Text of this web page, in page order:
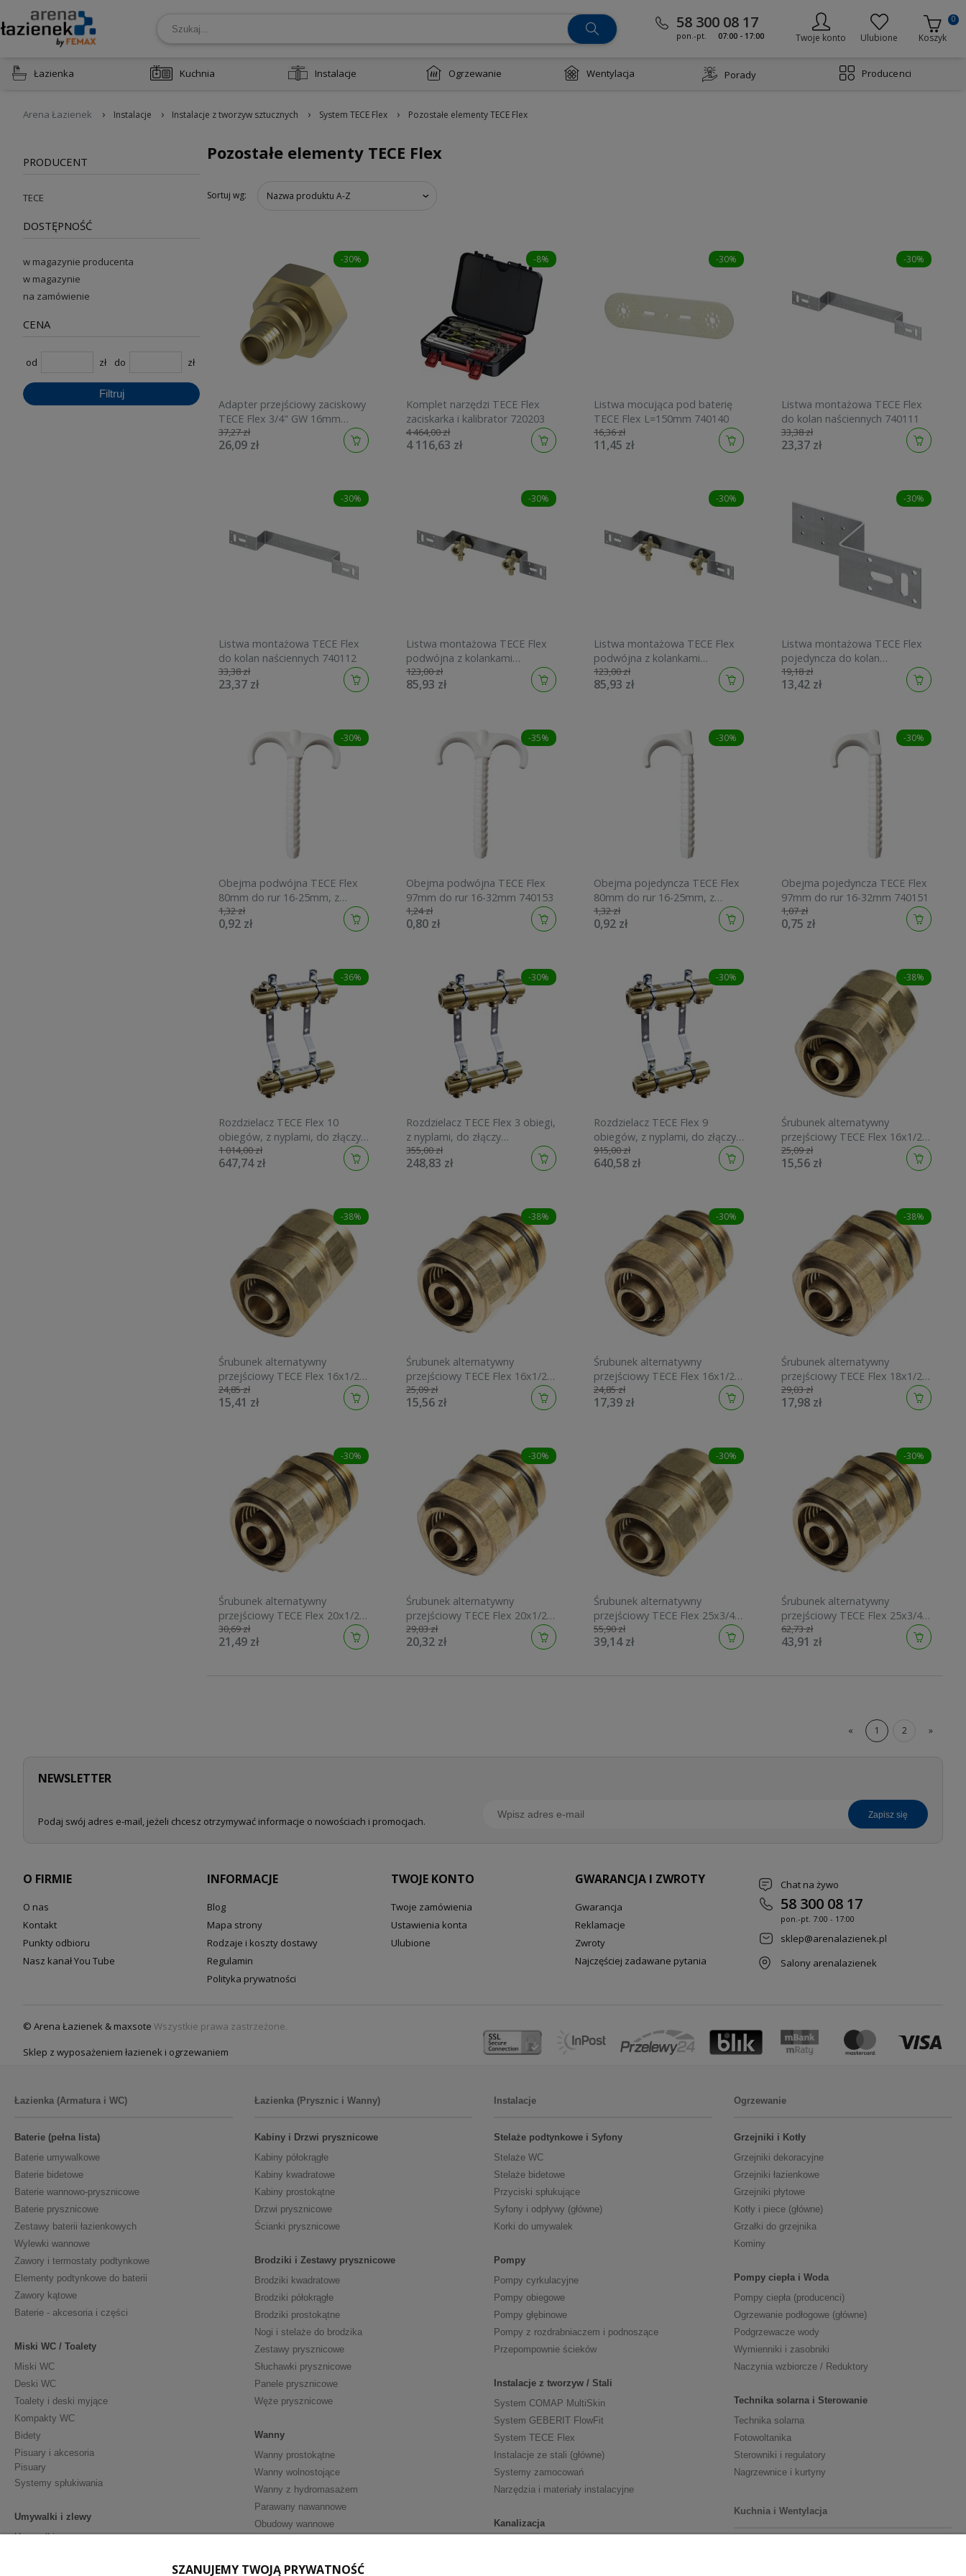
58 300 08 17
pon.-pt. 07:00 - 17:00 Twoje konto Ulubione Koszyk
0
Łazienka Kuchnia Instalacje Ogrzewanie Wentylacja Porady Producenci
Arena Łazienek › Instalacje › Instalacje z tworzyw sztucznych › System TECE Flex › Pozostałe elementy TECE Flex
PRODUCENT
TECE
DOSTĘPNOŚĆ
na zamówienie
w magazynie
w magazynie producenta
CENA
od zł do zł
Filtruj
Pozostałe elementy TECE Flex
Sortuj wg: Nazwa produktu A-Z
-30%
Adapter przejściowy zaciskowy
TECE Flex 3/4" GW 16mm
763616
37,27 zł
26,09 zł
-8%
Komplet narzędzi TECE Flex
zaciskarka i kalibrator 720203
4 464,00 zł
4 116,63 zł
-30%
Listwa mocująca pod baterię
TECE Flex L=150mm 740140
16,36 zł
11,45 zł
-30%
Listwa montażowa TECE Flex
do kolan naściennych 740111
33,38 zł
23,37 zł
-30%
Listwa montażowa TECE Flex
do kolan naściennych 740112
33,38 zł
23,37 zł
-30%
Listwa montażowa TECE Flex
podwójna z kolankami
naściennymi 16x1/2"GW
100mm, z mosiądzu standard
123,00 zł
85,93 zł
-30%
Listwa montażowa TECE Flex
podwójna z kolankami
naściennymi 16x1/2"GW
150mm, z mosiądzu standard
123,00 zł
85,93 zł
-30%
Listwa montażowa TECE Flex
pojedyncza do kolan
naściennych 740113
19,18 zł
13,42 zł
-30%
Obejma podwójna TECE Flex
80mm do rur 16-25mm, z
kołkiem rozporowym740154
1,32 zł
0,92 zł
-35%
Obejma podwójna TECE Flex
97mm do rur 16-32mm 740153
1,24 zł
0,80 zł
-30%
Obejma pojedyncza TECE Flex
80mm do rur 16-25mm, z
kołkiem rozporowym 740152
1,32 zł
0,92 zł
-30%
Obejma pojedyncza TECE Flex
97mm do rur 16-32mm 740151
1,07 zł
0,75 zł
-36%
Rozdzielacz TECE Flex 10
obiegów, z nyplami, do złączy
alternatywnych 740110
1 014,00 zł
647,74 zł
-30%
Rozdzielacz TECE Flex 3 obiegi,
z nyplami, do złączy
alternatywnych 740103
355,00 zł
248,83 zł
-30%
Rozdzielacz TECE Flex 9
obiegów, z nyplami, do złączy
alternatywnych 740109
915,00 zł
640,58 zł
-38%
Śrubunek alternatywny
przejściowy TECE Flex 16x1/2"
GW do rur wielowarstwowych
740144
25,09 zł
15,56 zł
-38%
Śrubunek alternatywny
przejściowy TECE Flex 16x1/2"
GW do rury sanitarnej i
grzewczej 740125
24,85 zł
15,41 zł
-38%
Śrubunek alternatywny
przejściowy TECE Flex 16x1/2"
GZ do rur wielowarstwowych
740141
25,09 zł
15,56 zł
-30%
Śrubunek alternatywny
przejściowy TECE Flex 16x1/2"
GZ do rury sanitarnej i
grzewczej 740121
24,85 zł
17,39 zł
-38%
Śrubunek alternatywny
przejściowy TECE Flex 18x1/2"
GZ do rury sanitarnej i
grzewczej 740122
29,03 zł
17,98 zł
-30%
Śrubunek alternatywny
przejściowy TECE Flex 20x1/2"
GZ do rur wielowarstwowych
740142
30,69 zł
21,49 zł
-30%
Śrubunek alternatywny
przejściowy TECE Flex 20x1/2"
GZ do rury sanitarnej i
grzewczej 740123
29,03 zł
20,32 zł
-30%
Śrubunek alternatywny
przejściowy TECE Flex 25x3/4"
GW do rury sanitarnej i
grzewczej 740128
55,90 zł
39,14 zł
-30%
Śrubunek alternatywny
przejściowy TECE Flex 25x3/4"
GZ do rur wielowarstwowych
740143
62,73 zł
43,91 zł
« 1 2 »
NEWSLETTER
Podaj swój adres e-mail, jeżeli chcesz otrzymywać informacje o nowościach i promocjach.
zapisz się
O FIRMIE
O nas
Kontakt
Punkty odbioru
Nasz kanał You Tube
INFORMACJE
Blog
Mapa strony
Rodzaje i koszty dostawy
Regulamin
Polityka prywatności
TWOJE KONTO
Twoje zamówienia
Ustawienia konta
Ulubione
GWARANCJA I ZWROTY
Gwarancja
Reklamacje
Zwroty
Najczęściej zadawane pytania
Chat na żywo
58 300 08 17
pon.-pt. 7:00 - 17:00
sklep@arenalazienek.pl
Salony arenalazienek
© Arena Łazienek & maxsote Wszystkie prawa zastrzeżone.
Sklep z wyposażeniem łazienek i ogrzewaniem
Łazienka (Armatura i WC)
Baterie (pełna lista)
Baterie umywalkowe
Baterie bidetowe
Baterie wannowo-prysznicowe
Baterie prysznicowe
Zestawy baterii łazienkowych
Wylewki wannowe
Zawory i termostaty podtynkowe
Elementy podtynkowe do baterii
Zawory kątowe
Baterie - akcesoria i części
Miski WC / Toalety
Miski WC
Deski WC
Toalety i deski myjące
Kompakty WC
Bidety
Pisuary i akcesoria
Pisuary
Systemy spłukiwania
Umywalki i zlewy
Umywalki
Łazienka (Prysznic i Wanny)
Kabiny i Drzwi prysznicowe
Kabiny półokrągłe
Kabiny kwadratowe
Kabiny prostokątne
Drzwi prysznicowe
Ścianki prysznicowe
Brodziki i Zestawy prysznicowe
Brodziki kwadratowe
Brodziki półokrągłe
Brodziki prostokątne
Nogi i stelaże do brodzika
Zestawy prysznicowe
Słuchawki prysznicowe
Panele prysznicowe
Węże prysznicowe
Wanny
Wanny prostokątne
Wanny wolnostojące
Wanny z hydromasażem
Parawany nawannowe
Obudowy wannowe
Instalacje
Stelaże podtynkowe i Syfony
Stelaże WC
Stelaże bidetowe
Przyciski spłukujące
Syfony i odpływy (główne)
Korki do umywalek
Pompy
Pompy cyrkulacyjne
Pompy obiegowe
Pompy głębinowe
Pompy z rozdrabniaczem i podnoszące
Przepompownie ścieków
Instalacje z tworzyw / Stali
System COMAP MultiSkin
System GEBERIT FlowFit
System TECE Flex
Instalacje ze stali (główne)
Systemy zamocowań
Narzędzia i materiały instalacyjne
Kanalizacja
Ogrzewanie
Grzejniki i Kotły
Grzejniki dekoracyjne
Grzejniki łazienkowe
Grzejniki płytowe
Kotły i piece (główne)
Grzałki do grzejnika
Kominy
Pompy ciepła i Woda
Pompy ciepła (producenci)
Ogrzewanie podłogowe (główne)
Podgrzewacze wody
Wymienniki i zasobniki
Naczynia wzbiorcze / Reduktory
Technika solarna i Sterowanie
Technika solarna
Fotowoltanika
Sterowniki i regulatory
Nagrzewnice i kurtyny
Kuchnia i Wentylacja
SZANUJEMY TWOJĄ PRYWATNOŚĆ